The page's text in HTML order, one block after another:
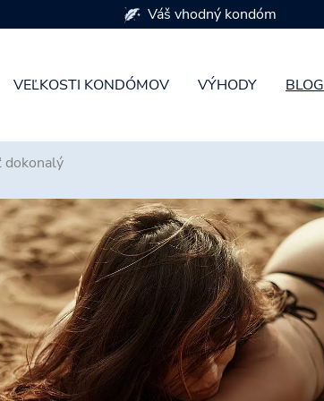
VEĽKOSTI KONDÓMOV VÝHODY BLOG
K dispozícii je 7 veľkostí kondómov
dokonalý